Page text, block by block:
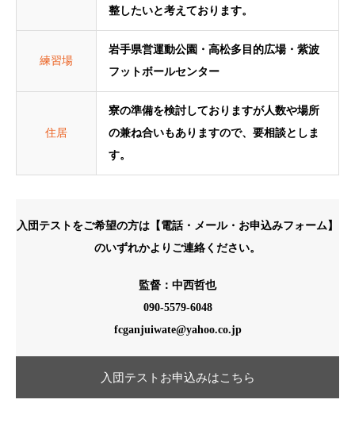
整したいと考えております。
練習場
岩手県営運動公園・高松多目的広場・紫波
フットボールセンター
住居
寮の準備を検討しておりますが人数や場所
の兼ね合いもありますので、要相談としま
す。
入団テストをご希望の方は 【電話・メール・お申込みフォーム】
のいずれかよりご連絡ください。
監督：中西哲也
090-5579-6048
fcganjuiwate@yahoo.co.jp
入団テストお申込みはこちら